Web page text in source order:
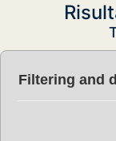
Filtering and